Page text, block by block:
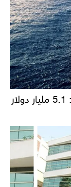
قفزة في صادرات الصناعات الغذائية: 5.1 مليار دولار